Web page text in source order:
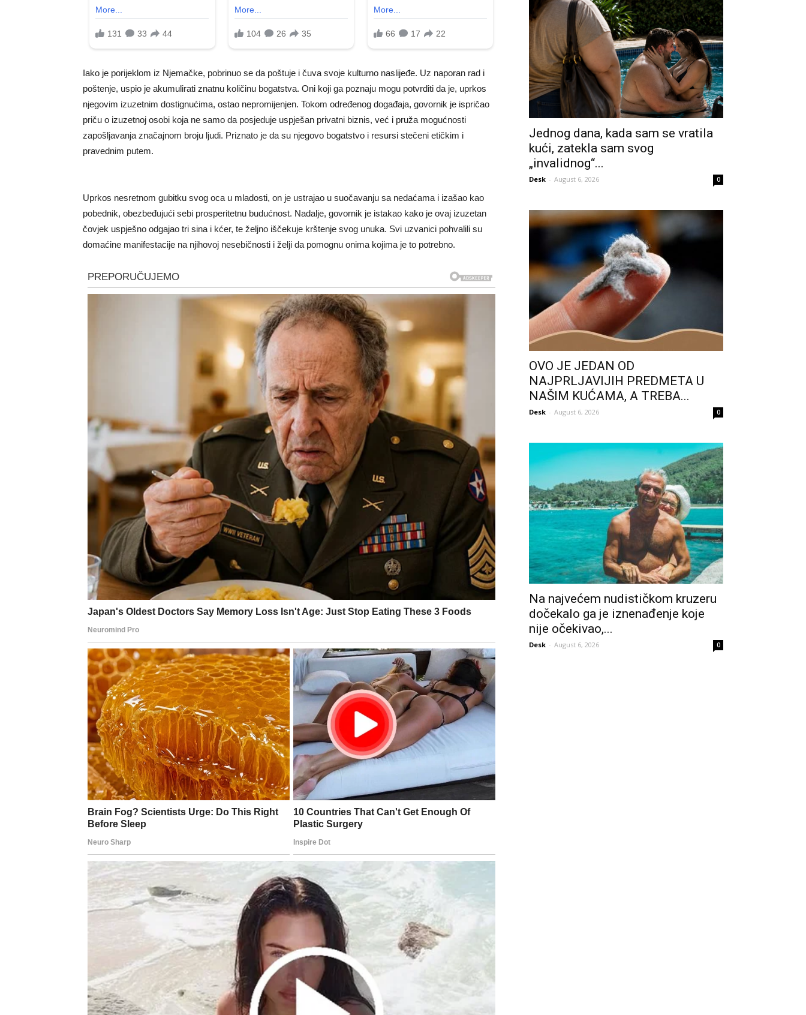
Iako je porijeklom iz Njemačke, pobrinuo se da poštuje i čuva svoje kulturno naslijeđe. Uz naporan rad i
poštenje, uspio je akumulirati znatnu količinu bogatstva. Oni koji ga poznaju mogu potvrditi da je, uprkos
njegovim izuzetnim dostignućima, ostao nepromijenjen. Tokom određenog događaja, govornik je ispričao
priču o izuzetnoj osobi koja ne samo da posjeduje uspješan privatni biznis, već i pruža mogućnosti
zapošljavanja značajnom broju ljudi. Priznato je da su njegovo bogatstvo i resursi stečeni etičkim i
pravednim putem.
Uprkos nesretnom gubitku svog oca u mladosti, on je ustrajao u suočavanju sa nedaćama i izašao kao
pobednik, obezbeđujući sebi prosperitetnu budućnost. Nadalje, govornik je istakao kako je ovaj izuzetan
čovjek uspješno odgajao tri sina i kćer, te željno iščekuje krštenje svog unuka. Svi uzvanici pohvalili su
domaćine manifestacije na njihovoj nesebičnosti i želji da pomognu onima kojima je to potrebno.
Jednog dana, kada sam se vratila
kući, zatekla sam svog
„invalidnog“...
Desk - August 6, 2026 0
OVO JE JEDAN OD
NAJPRLJAVIJIH PREDMETA U
NAŠIM KUĆAMA, A TREBA...
Desk - August 6, 2026 0
Na najvećem nudističkom kruzeru
dočekalo ga je iznenađenje koje
nije očekivao,...
Desk - August 6, 2026 0